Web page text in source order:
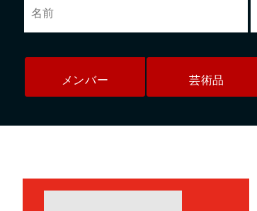
メンバー 芸術品